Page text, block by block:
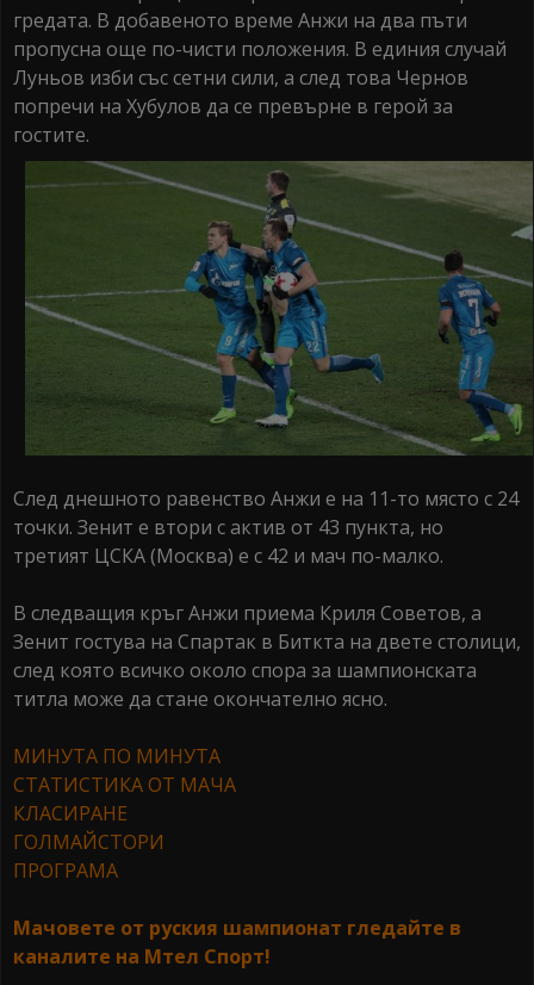
гредата. В добавеното време Анжи на два пъти
пропусна още по-чисти положения. В единия случай
Луньов изби със сетни сили, а след това Чернов
попречи на Хубулов да се превърне в герой за
гостите.
След днешното равенство Анжи е на 11-то място с 24
точки. Зенит е втори с актив от 43 пункта, но
третият ЦСКА (Москва) е с 42 и мач по-малко.
В следващия кръг Анжи приема Криля Советов, а
Зенит гостува на Спартак в Биткта на двете столици,
след която всичко около спора за шампионската
титла може да стане окончателно ясно.
МИНУТА ПО МИНУТА
СТАТИСТИКА ОТ МАЧА
КЛАСИРАНЕ
ГОЛМАЙСТОРИ
ПРОГРАМА
Мачовете от руския шампионат гледайте в
каналите на Мтел Спорт!